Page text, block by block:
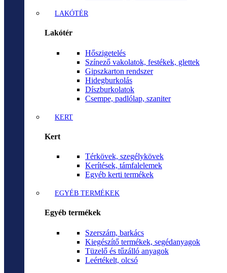
LAKÓTÉR
Lakótér
Hőszigetelés
Színező vakolatok, festékek, glettek
Gipszkarton rendszer
Hidegburkolás
Díszburkolatok
Csempe, padlólap, szaniter
KERT
Kert
Térkövek, szegélykövek
Kerítések, támfalelemek
Egyéb kerti termékek
EGYÉB TERMÉKEK
Egyéb termékek
Szerszám, barkács
Kiegészítő termékek, segédanyagok
Tüzelő és tűzálló anyagok
Leértékelt, olcsó